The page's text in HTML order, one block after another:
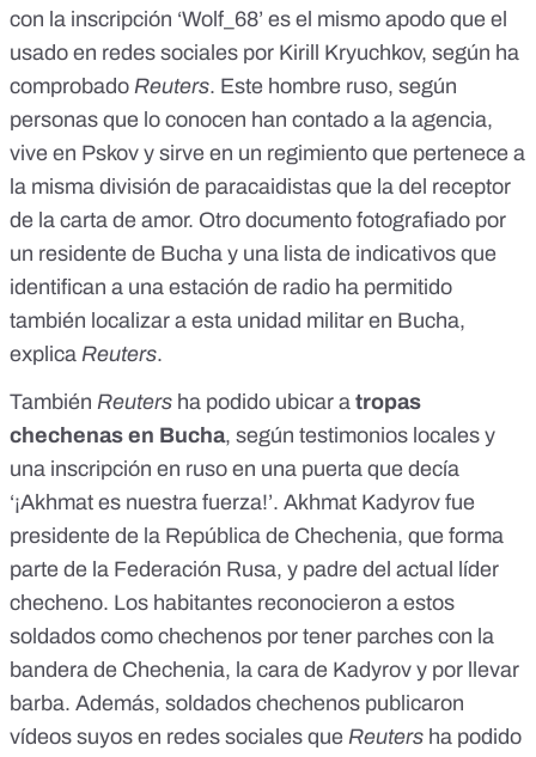
con la inscripción ‘Wolf_68’ es el mismo apodo que el
usado en redes sociales por Kirill Kryuchkov, según ha
comprobado Reuters. Este hombre ruso, según
personas que lo conocen han contado a la agencia,
vive en Pskov y sirve en un regimiento que pertenece a
la misma división de paracaidistas que la del receptor
de la carta de amor. Otro documento fotografiado por
un residente de Bucha y una lista de indicativos que
identifican a una estación de radio ha permitido
también localizar a esta unidad militar en Bucha,
explica Reuters.
También Reuters ha podido ubicar a tropas
chechenas en Bucha, según testimonios locales y
una inscripción en ruso en una puerta que decía
‘¡Akhmat es nuestra fuerza!’. Akhmat Kadyrov fue
presidente de la República de Chechenia, que forma
parte de la Federación Rusa, y padre del actual líder
checheno. Los habitantes reconocieron a estos
soldados como chechenos por tener parches con la
bandera de Chechenia, la cara de Kadyrov y por llevar
barba. Además, soldados chechenos publicaron
vídeos suyos en redes sociales que Reuters ha podido